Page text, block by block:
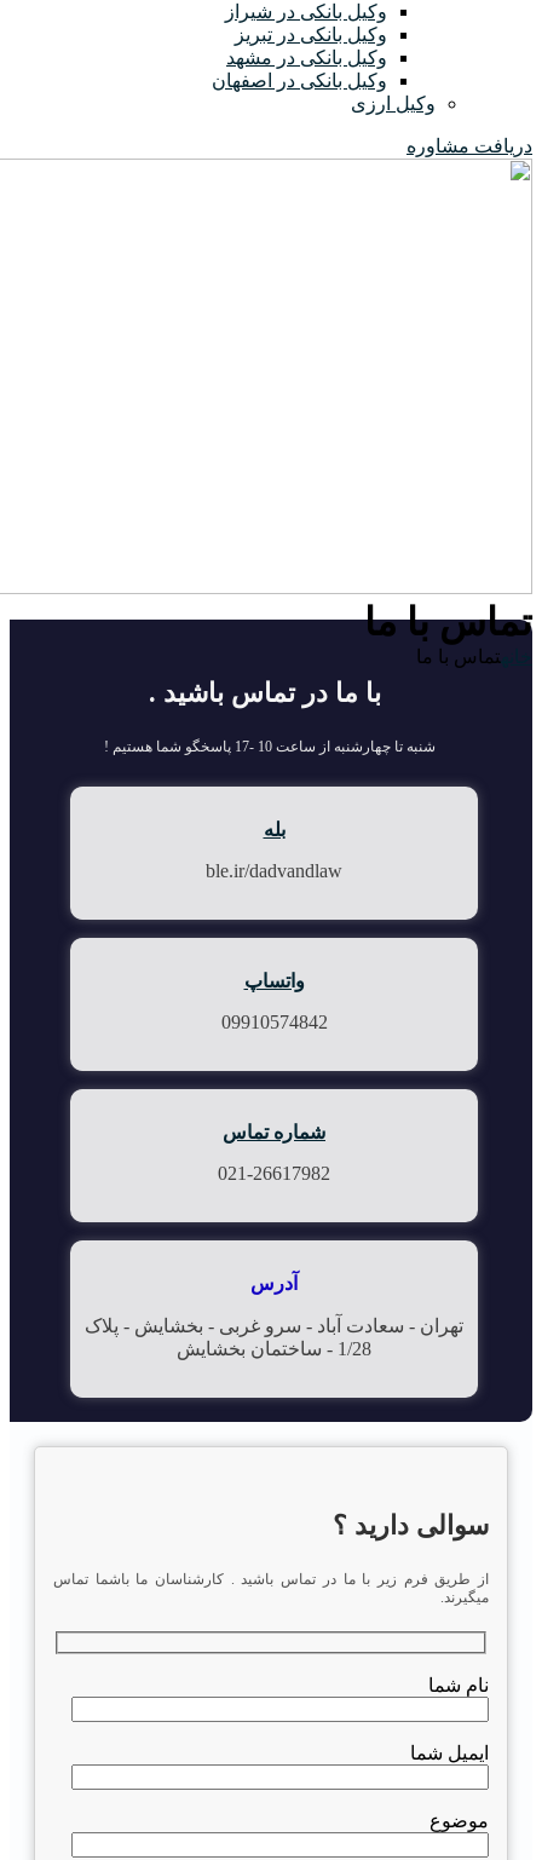
وکیل بانکی در شیراز
وکیل بانکی در تبریز
وکیل بانکی در مشهد
وکیل بانکی در اصفهان
وکیل ارزی
دریافت مشاوره
تماس با ما
تماس با ما
با ما در تماس باشید .
شنبه تا چهارشنبه از ساعت 10 -17 پاسخگو شما هستیم !
بله
ble.ir/dadvandlaw
واتساپ
09910574842
شماره تماس
021-26617982
آدرس
تهران - سعادت آباد - سرو غربی - بخشایش - پلاک
1/28 - ساختمان بخشایش
سوالی دارید ؟
از طریق فرم زیر با ما در تماس باشید . کارشناسان ما باشما تماس
میگیرند.
نام شما
ایمیل شما
موضوع